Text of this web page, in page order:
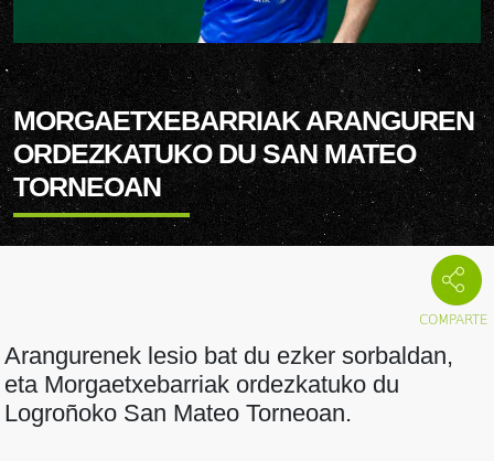
MORGAETXEBARRIAK ARANGUREN
ORDEZKATUKO DU SAN MATEO
TORNEOAN
Arangurenek lesio bat du ezker sorbaldan,
eta Morgaetxebarriak ordezkatuko du
Logroñoko San Mateo Torneoan.